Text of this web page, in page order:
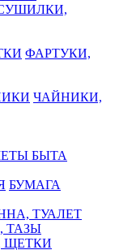
ФАРТУКИ,
ЧАЙНИКИ,
БЫТА
БУМАГА
ТУАЛЕТ
ТАЗЫ